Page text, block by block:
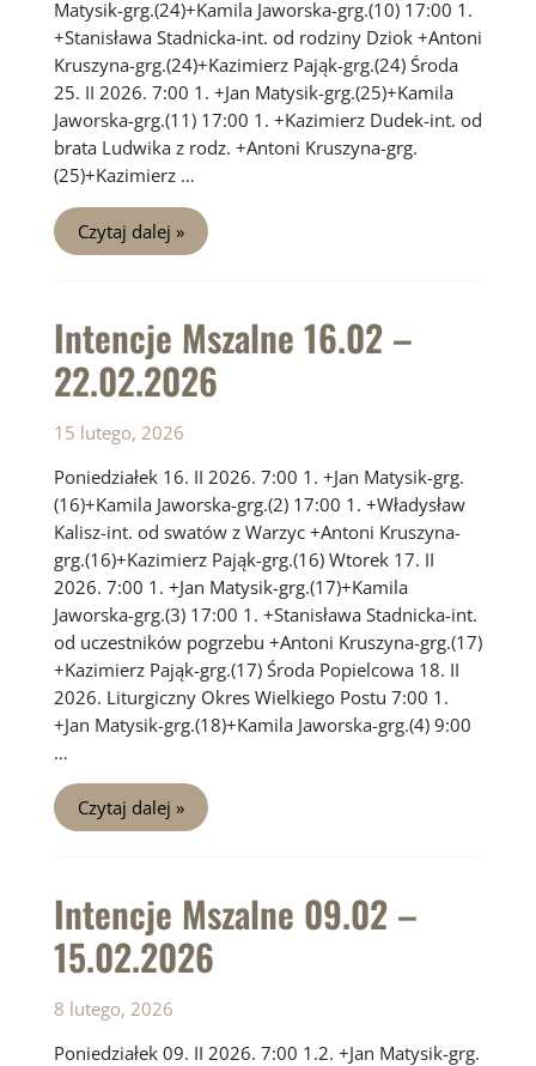
Matysik-grg.(24)+Kamila Jaworska-grg.(10) 17:00 1.
+Stanisława Stadnicka-int. od rodziny Dziok +Antoni
Kruszyna-grg.(24)+Kazimierz Pająk-grg.(24) Środa
25. II 2026. 7:00 1. +Jan Matysik-grg.(25)+Kamila
Jaworska-grg.(11) 17:00 1. +Kazimierz Dudek-int. od
brata Ludwika z rodz. +Antoni Kruszyna-grg.
(25)+Kazimierz …
Intencje
Mszalne
23.02
Czytaj dalej »
Intencje Mszalne 16.02 –
22.02.2026
15 lutego, 2026
Poniedziałek 16. II 2026. 7:00 1. +Jan Matysik-grg.
(16)+Kamila Jaworska-grg.(2) 17:00 1. +Władysław
Kalisz-int. od swatów z Warzyc +Antoni Kruszyna-
grg.(16)+Kazimierz Pająk-grg.(16) Wtorek 17. II
2026. 7:00 1. +Jan Matysik-grg.(17)+Kamila
Jaworska-grg.(3) 17:00 1. +Stanisława Stadnicka-int.
od uczestników pogrzebu +Antoni Kruszyna-grg.(17)
+Kazimierz Pająk-grg.(17) Środa Popielcowa 18. II
2026. Liturgiczny Okres Wielkiego Postu 7:00 1.
+Jan Matysik-grg.(18)+Kamila Jaworska-grg.(4) 9:00
…
Intencje
Mszalne
16.02
Czytaj dalej »
Intencje Mszalne 09.02 –
15.02.2026
8 lutego, 2026
Poniedziałek 09. II 2026. 7:00 1.2. +Jan Matysik-grg.